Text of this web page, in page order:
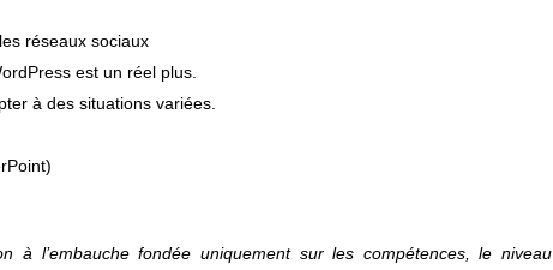
réseaux sociaux
est un réel plus.
à des situations variées.
à l’embauche fondée uniquement sur les compétences, le niveau